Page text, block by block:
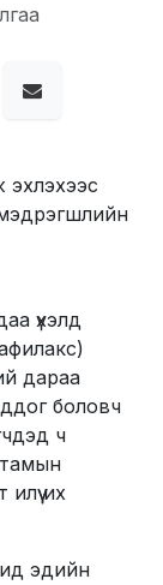
үхэлд
дараа
боловч
ч
их
эдийн